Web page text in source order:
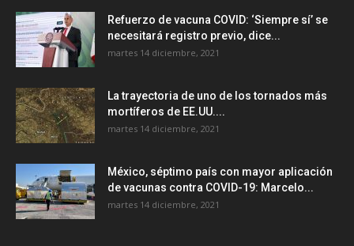
Refuerzo de vacuna COVID: ‘Siempre sí’ se
necesitará registro previo, dice...
martes 14 diciembre, 2021
La trayectoria de uno de los tornados más
mortíferos de EE.UU....
martes 14 diciembre, 2021
México, séptimo país con mayor aplicación
de vacunas contra COVID-19: Marcelo...
martes 14 diciembre, 2021